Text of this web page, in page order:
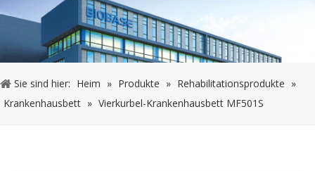
Verletzung
Haftung
20240510
Sie sind hier: Heim » Produkte » Rehabilitationsprodukte »
Krankenhausbett » Vierkurbel-Krankenhausbett MF501S